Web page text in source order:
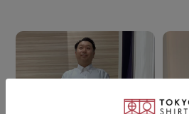
着心地の良さと高い機能性を追
●接触冷感
る季節でも快適な着用感。